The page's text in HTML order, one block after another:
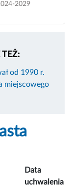
2029
od 1990 r.
miejscowego
Data
uchwalenia